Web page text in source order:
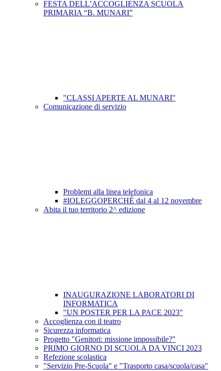
FESTA DELL’ACCOGLIENZA SCUOLA
PRIMARIA “B. MUNARI”
"CLASSI APERTE AL MUNARI"
Comunicazione di servizio
Problemi alla linea telefonica
#IOLEGGOPERCHÉ dal 4 al 12 novembre
Abita il tuo territorio 2^ edizione
INAUGURAZIONE LABORATORI DI
INFORMATICA
"UN POSTER PER LA PACE 2023"
Accoglienza con il teatro
Sicurezza informatica
Progetto "Genitori: missione impossibile?"
PRIMO GIORNO DI SCUOLA DA VINCI 2023
Refezione scolastica
"Servizio Pre-Scuola" e "Trasporto casa/scuola/casa"